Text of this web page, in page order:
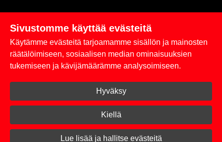
Linkit
Rekisteriseloste
Toimitus- ja maksuehdot
Kirjaudu sisään
© 2026 Taperoll
Sivustomme käyttää evästeitä
Käytämme evästeitä tarjoamamme sisällön ja mainosten
räätälöimiseen, sosiaalisen median ominaisuuksien
tukemiseen ja kävijämäärämme analysoimiseen.
Hyväksy
Kiellä
Lue lisää ja hallitse evästeitä